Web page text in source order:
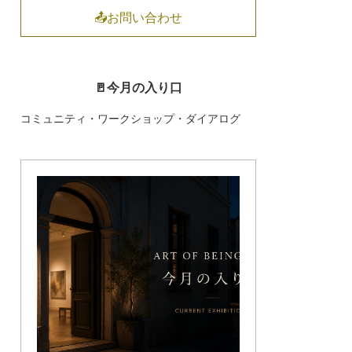
📤お問い合わせ
🚪今月の入り口
コミュニティ・ワークショップ・ダイアログ